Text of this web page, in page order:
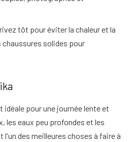
tôt pour éviter la chaleur et la
solides pour
idéale pour une journée lente et
les eaux peu profondes et les
l'un des meilleures choses à faire à